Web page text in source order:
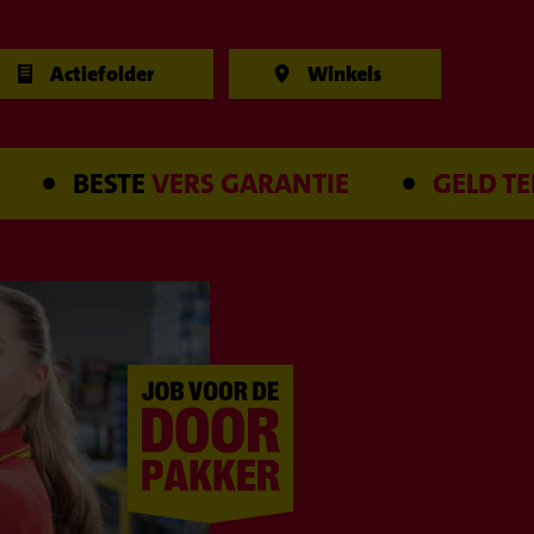
Actiefolder Winkels
BESTEVERS GARANTIE GELD TERUG